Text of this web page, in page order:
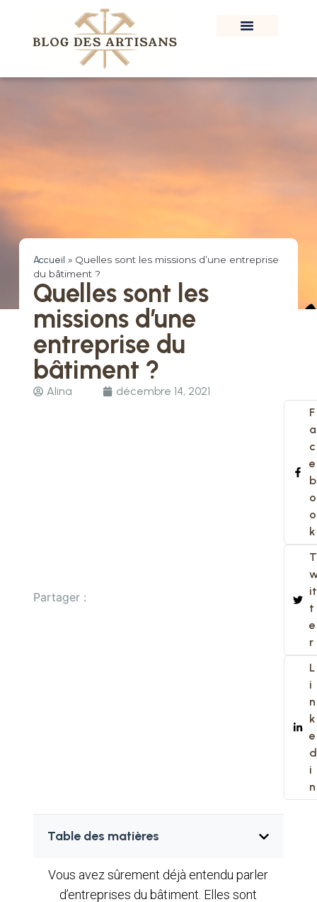
Accueil » Quelles sont les missions d’une entreprise
du bâtiment ?
Quelles sont les
missions d’une
entreprise du
bâtiment ?
Alina décembre 14, 2021
Partager :
F
a
c
e
b
o
o
k
T
it
t
e
r
L
i
n
k
e
d
i
n
Table des matières
Vous avez sûrement déjà entendu parler
d’entreprises du bâtiment. Elles sont